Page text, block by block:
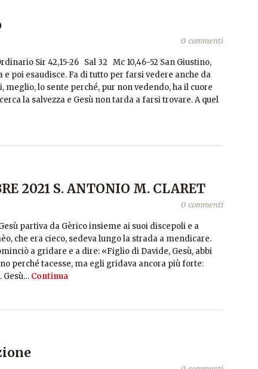
0 commenti
Sir 42,15-26 Sal 32 Mc 10,46-52 San Giustino,
e poi esaudisce. Fa di tutto per farsi vedere anche da
meglio, lo sente perché, pur non vedendo, ha il cuore
la salvezza e Gesù non tarda a farsi trovare. A quel
2021 S. ANTONIO M. CLARET
0 commenti
partiva da Gèrico insieme ai suoi discepoli e a
che era cieco, sedeva lungo la strada a mendicare.
a gridare e a dire: «Figlio di Davide, Gesù, abbi
perché tacesse, ma egli gridava ancora più forte:
Gesù… Continua